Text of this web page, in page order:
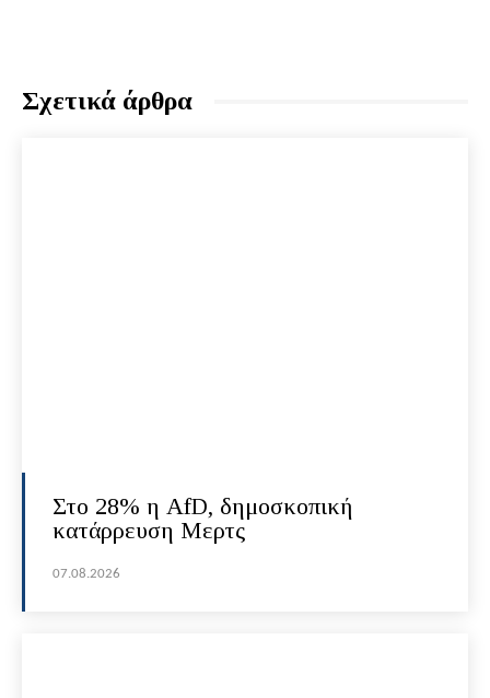
Σχετικά άρθρα
Στο 28% η AfD, δημοσκοπική
κατάρρευση Μερτς
07.08.2026